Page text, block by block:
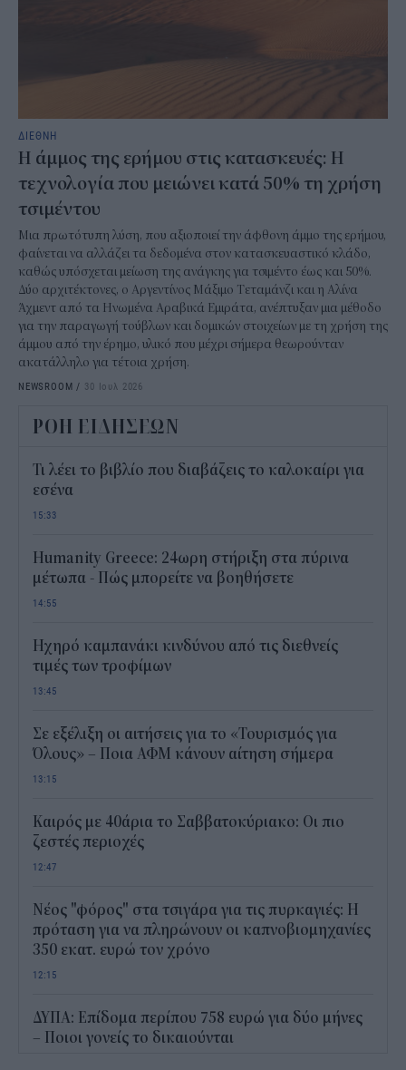
ΔΙΕΘΝΗ
Η άμμος της ερήμου στις κατασκευές: Η
τεχνολογία που μειώνει κατά 50% τη χρήση
τσιμέντου
Μια πρωτότυπη λύση, που αξιοποιεί την άφθονη άμμο της ερήμου,
φαίνεται να αλλάζει τα δεδομένα στον κατασκευαστικό κλάδο,
καθώς υπόσχεται μείωση της ανάγκης για τσιμέντο έως και 50%.
Δύο αρχιτέκτονες, ο Αργεντίνος Μάξιμο Τεταμάνζι και η Αλίνα
Άχμεντ από τα Ηνωμένα Αραβικά Εμιράτα, ανέπτυξαν μια μέθοδο
για την παραγωγή τούβλων και δομικών στοιχείων με τη χρήση της
άμμου από την έρημο, υλικό που μέχρι σήμερα θεωρούνταν
ακατάλληλο για τέτοια χρήση.
NEWSROOM / 30 Ιουλ 2026
ΡΟΗ ΕΙΔΗΣΕΩΝ
Τι λέει το βιβλίο που διαβάζεις το καλοκαίρι για
εσένα
15:33
Humanity Greece: 24ωρη στήριξη στα πύρινα
μέτωπα - Πώς μπορείτε να βοηθήσετε
14:55
Ηχηρό καμπανάκι κινδύνου από τις διεθνείς
τιμές των τροφίμων
13:45
Σε εξέλιξη οι αιτήσεις για το «Τουρισμός για
Όλους» – Ποια ΑΦΜ κάνουν αίτηση σήμερα
13:15
Καιρός με 40άρια το Σαββατοκύριακο: Οι πιο
ζεστές περιοχές
12:47
Νέος "φόρος" στα τσιγάρα για τις πυρκαγιές: Η
πρόταση για να πληρώνουν οι καπνοβιομηχανίες
350 εκατ. ευρώ τον χρόνο
12:15
ΔΥΠΑ: Επίδομα περίπου 758 ευρώ για δύο μήνες
– Ποιοι γονείς το δικαιούνται